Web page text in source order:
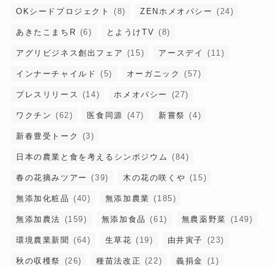
OKシードプロジェクト (8) ZENホメオパシー (24)
あきたこまちR (6) とようけTV (8)
アグリビジネス創出フェア (15) アースデイ (11)
インナーチャイルド (5) オーガニック (57)
プレスリリース (14) ホメオパシー (27)
ワクチン (62) 医食同源 (47) 新嘗祭 (4)
新春豊受トーク (3)
日本の農業と食を考えるシンポジウム (84)
春の花摘みツアー (39) 木の花の咲くや (15)
無添加化粧品 (40) 無添加農業 (185)
無添加農法 (159) 無添加食品 (61) 無農薬野菜 (149)
環境農業新聞 (64) 生草花 (19) 由井寅子 (23)
秋の収穫祭 (26) 種苗法改正 (22) 義捐金 (1)